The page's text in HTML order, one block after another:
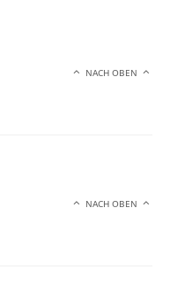
NACH OBEN
NACH OBEN